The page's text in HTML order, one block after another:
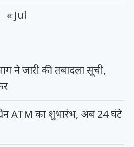
« Jul
ने जारी की तबादला सूची,
ATM का शुभारंभ, अब 24 घंटे